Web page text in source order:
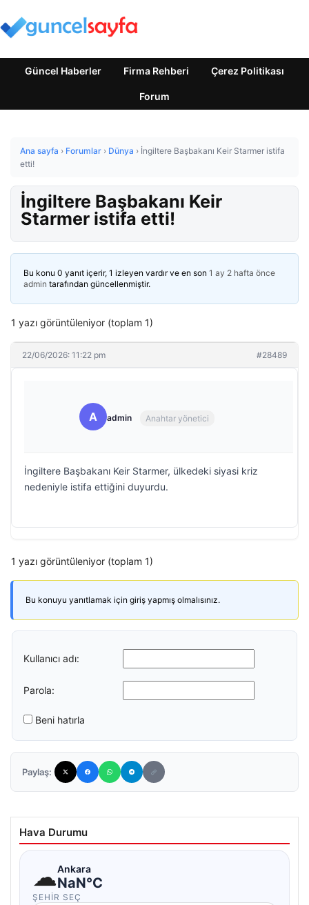
Güncel Haberler Firma Rehberi Çerez Politikası
Forum
Ana sayfa › Forumlar › Dünya › İngiltere Başbakanı Keir Starmer istifa
etti!
İngiltere Başbakanı Keir
Starmer istifa etti!
Bu konu 0 yanıt içerir, 1 izleyen vardır ve en son 1 ay 2 hafta önce
admin tarafından güncellenmiştir.
1 yazı görüntüleniyor (toplam 1)
22/06/2026: 11:22 pm #28489
A admin Anahtar yönetici
İngiltere Başbakanı Keir Starmer, ülkedeki siyasi kriz
nedeniyle istifa ettiğini duyurdu.
1 yazı görüntüleniyor (toplam 1)
Bu konuyu yanıtlamak için giriş yapmış olmalısınız.
Kullanıcı adı:
Parola:
Beni hatırla
Paylaş:
Hava Durumu
☁Ankara
NaN°C
ŞEHIR SEÇ